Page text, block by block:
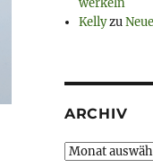
werkeln
Kellyzu
ARCHIV
Archiv